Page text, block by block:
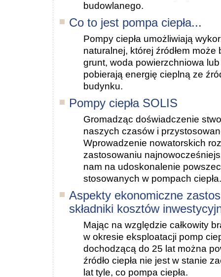
budowlanego.
Co to jest pompa ciepła...
Pompy ciepła umożliwiają
naturalnej, której źródłem
grunt, woda powierzchniowa
pobierają energię cieplną ze
budynku.
Pompy ciepła SOLIS
Gromadząc doświadczenie
naszych czasów i
Wprowadzenie nowatorskich
zastosowaniu
nam na udoskonalenie
stosowanych w pompach ciepła.
Aspekty ekonomiczne
składniki kosztów
Mając na względzie całkowity
w okresie eksploatacji pomp
dochodzącą do 25 lat można
źródło ciepła nie jest w stanie
lat tyle, co pompa ciepła.